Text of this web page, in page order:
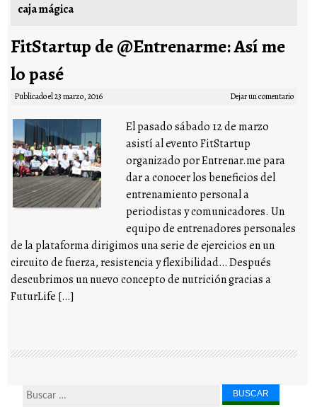
caja mágica
FitStartup de @Entrenarme: Así me
lo pasé
Publicado el23 marzo, 2016 Dejar un comentario
El pasado sábado 12 de marzo
asistí al evento FitStartup
organizado por Entrenar.me para
dar a conocer los beneficios del
entrenamiento personal a
periodistas y comunicadores. Un
equipo de entrenadores personales
de la plataforma dirigimos una serie de ejercicios en un
circuito de fuerza, resistencia y flexibilidad… Después
descubrimos un nuevo concepto de nutrición gracias a
FuturLife […]
Buscar...